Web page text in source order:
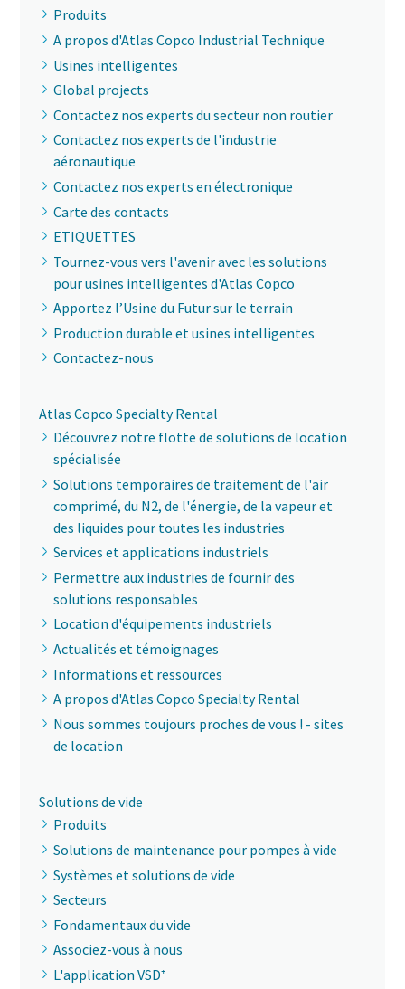
Produits
A propos d'Atlas Copco Industrial Technique
Usines intelligentes
Global projects
Contactez nos experts du secteur non routier
Contactez nos experts de l'industrie
aéronautique
Contactez nos experts en électronique
Carte des contacts
ETIQUETTES
Tournez-vous vers l'avenir avec les solutions
pour usines intelligentes d'Atlas Copco
Apportez l’Usine du Futur sur le terrain
Production durable et usines intelligentes
Contactez-nous
Atlas Copco Specialty Rental
Découvrez notre flotte de solutions de location
spécialisée
Solutions temporaires de traitement de l'air
comprimé, du N2, de l'énergie, de la vapeur et
des liquides pour toutes les industries
Services et applications industriels
Permettre aux industries de fournir des
solutions responsables
Location d'équipements industriels
Actualités et témoignages
Informations et ressources
A propos d'Atlas Copco Specialty Rental
Nous sommes toujours proches de vous ! - sites
de location
Solutions de vide
Produits
Solutions de maintenance pour pompes à vide
Systèmes et solutions de vide
Secteurs
Fondamentaux du vide
Associez-vous à nous
L'application VSD⁺